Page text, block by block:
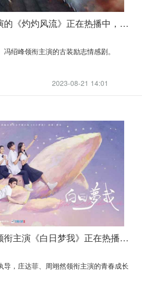
景甜、冯绍峰出演的《灼灼风流》正在热播中，喜欢的朋友不要错过
冯绍峰领衔主演的古装励志情感剧。
2023-08-21 14:01
庄达菲、周翊然领衔主演《白日梦我》正在热播，引力伴你回国追剧
导，庄达菲、周翊然领衔主演的青春成长